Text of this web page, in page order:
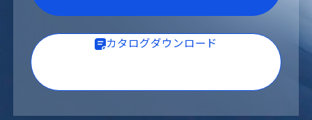
カタログダウンロード